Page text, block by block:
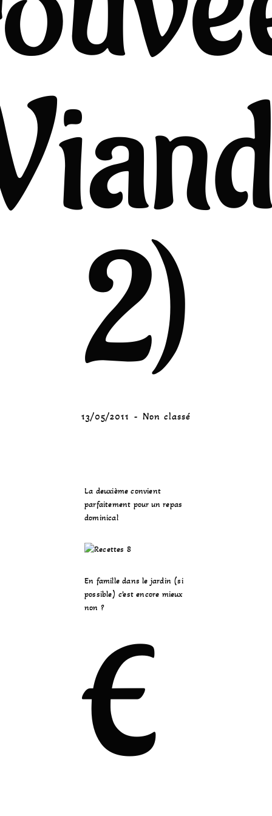
2)
13/05/2011 Non classé
La deuxième convient
parfaitement pour un repas
dominical
En famille dans le jardin (si
possible) c’est encore mieux
non ?
E